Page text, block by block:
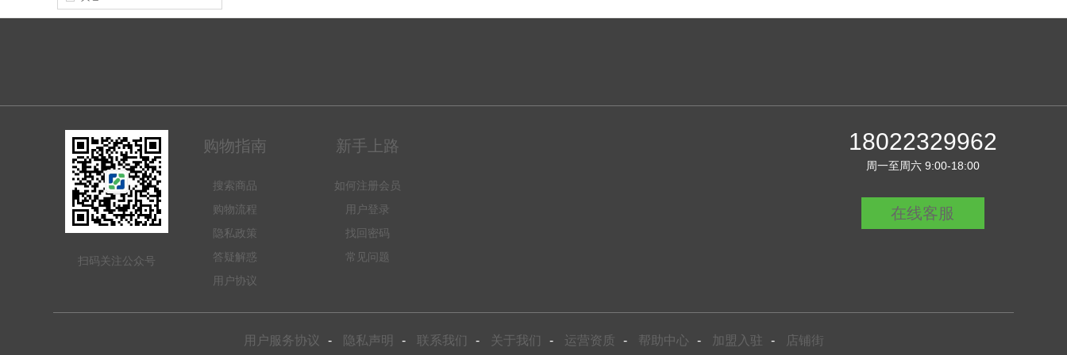
扫码关注公众号
购物指南
搜索商品
购物流程
隐私政策
答疑解惑
用户协议
新手上路
如何注册会员
用户登录
找回密码
常见问题
18022329962
周一至周六 9:00-18:00
在线客服
用户服务协议 - 隐私声明 - 联系我们 - 关于我们 - 运营资质 - 帮助中心 - 加盟入驻 - 店铺街